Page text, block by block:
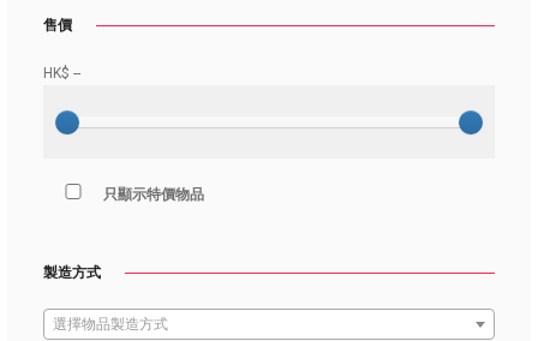
售價
HK$ --
只顯示特價物品
製造方式
選擇物品製造方式